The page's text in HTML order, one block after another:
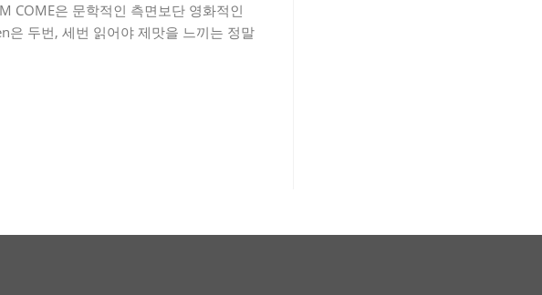
COME은 문학적인 측면보단 영화적인
은 두번, 세번 읽어야 제맛을 느끼는 정말